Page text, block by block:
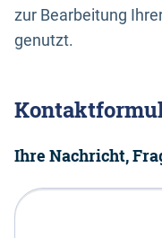
zur Bearbeitung
genutzt.
Ihre Nachricht,